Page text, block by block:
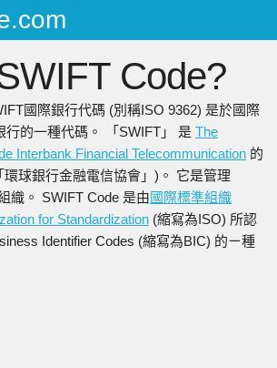
日本語
简中
繁中
Code?
國際銀行代碼 (別稱ISO 9362) 是於國際
行的一種代碼。 「SWIFT」 是 The
Interbank Financial Telecommunication 的
球銀行金融電信協會」)。 它是管理
織。 SWIFT Code 是由國際標準組織
for Standardization (縮寫為ISO) 所認
Identifier Codes (縮寫為BIC) 的ㄧ種